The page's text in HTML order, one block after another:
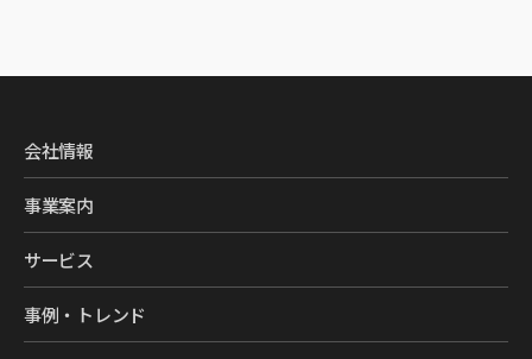
会社情報
事業案内
サービス
事例・トレンド